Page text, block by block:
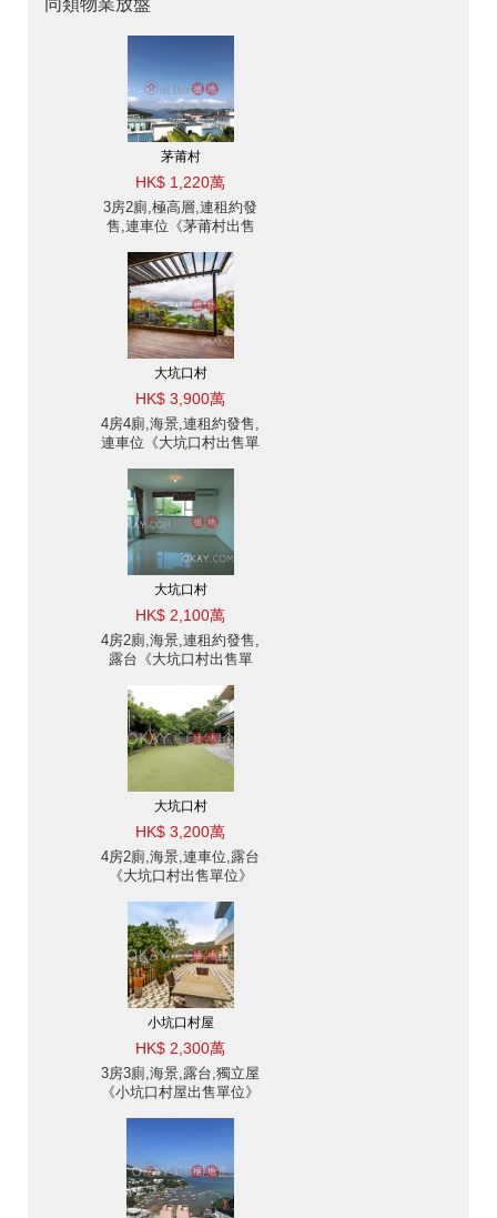
同類物業放盤
茅莆村
HK$ 1,220萬
3房2廁,極高層,連租約發
售,連車位《茅莆村出售
大坑口村
HK$ 3,900萬
4房4廁,海景,連租約發售,
連車位《大坑口村出售單
大坑口村
HK$ 2,100萬
4房2廁,海景,連租約發售,
露台《大坑口村出售單
大坑口村
HK$ 3,200萬
4房2廁,海景,連車位,露台
《大坑口村出售單位》
小坑口村屋
HK$ 2,300萬
3房3廁,海景,露台,獨立屋
《小坑口村屋出售單位》